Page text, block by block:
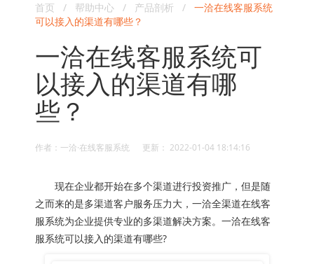
首页 / 帮助中心 / 产品剖析 / 一洽在线客服系统
可以接入的渠道有哪些？
一洽在线客服系统可
以接入的渠道有哪
些？
作者：一洽·在线客服系统 更新： 2022-01-04 18:14:16
现在企业都开始在多个渠道进行投资推广，但是随
之而来的是多渠道客户服务压力大，一洽全渠道在线客
服系统为企业提供专业的多渠道解决方案。一洽在线客
服系统可以接入的渠道有哪些?